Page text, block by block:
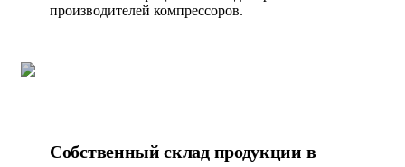
производителей компрессоров.
Собственный склад продукции в